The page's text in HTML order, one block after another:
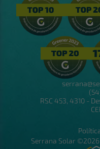
RSC 453, 4310 -
Serrana Solar